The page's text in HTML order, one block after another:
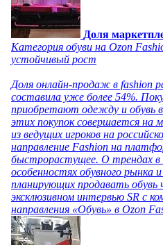
Доля
Категория обуви на Ozon
устойчивый рост
Доля онлайн-продаж в fashion
составила уже более 54%.
приобретают одежду и обувь
этих покупок совершается на
из ведущих игроков на
направление Fashion на
быстрорастущее. О трендах в
особенностях обувного рынка и
планирующих продавать обувь
эксклюзивном интервью SR с
направления «Обувь» в Ozon